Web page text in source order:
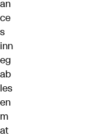
an
ce
s
inn
eg
ab
les
en
m
at